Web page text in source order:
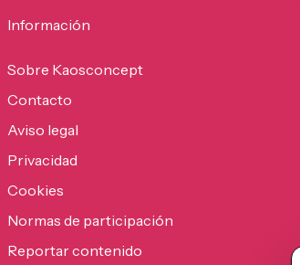
Información
Sobre Kaosconcept
Contacto
Aviso legal
Privacidad
Cookies
Normas de participación
Reportar contenido